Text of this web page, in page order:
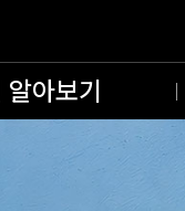
알아보기